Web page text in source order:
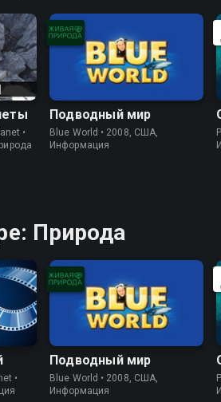
•
Подводный мир
Blue World • 2008, США,
Информация
Природа
•
Подводный мир
Blue World • 2008, США,
Информация